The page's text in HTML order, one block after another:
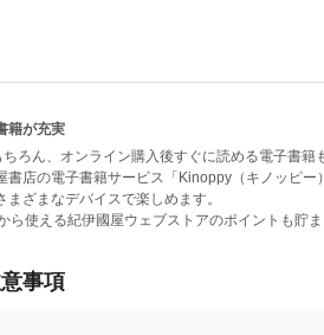
籍が充実
ろん、オンライン購入後すぐに読める電子書籍
書店の電子書籍サービス「Kinoppy（キノッピ
ざまなデバイスで楽しめます。
使える紀伊國屋ウェブストアのポイントも貯ま
事項